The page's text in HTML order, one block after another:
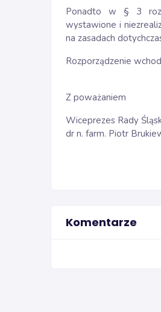
Ponadto w § 3
wystawione i
na zasadach
Rozporządzenie
Z poważaniem
Wiceprezes Rady
dr n. farm. Piotr
Komentarze